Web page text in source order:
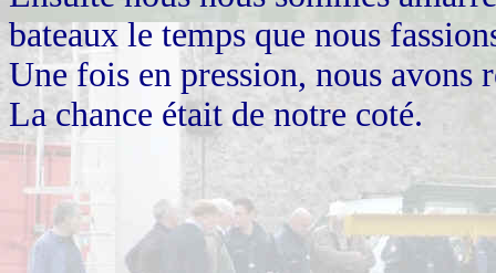
bateaux le temps que nous
Une fois en pression, nous avons
La chance était de notre coté.